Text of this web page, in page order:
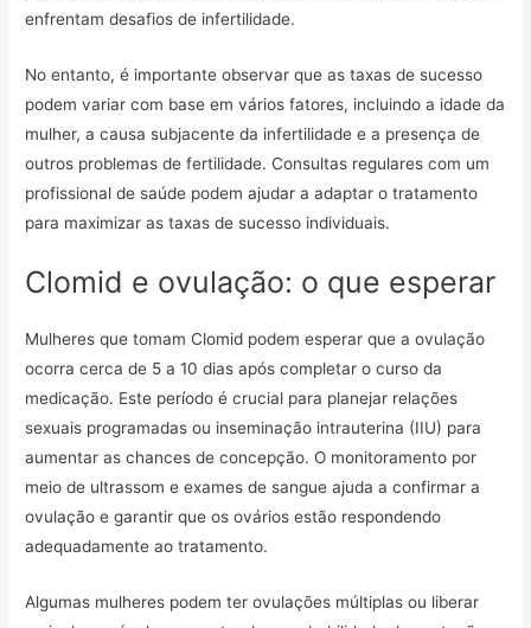
enfrentam desafios de infertilidade.
No entanto, é importante observar que as taxas de sucesso
podem variar com base em vários fatores, incluindo a idade da
mulher, a causa subjacente da infertilidade e a presença de
outros problemas de fertilidade. Consultas regulares com um
profissional de saúde podem ajudar a adaptar o tratamento
para maximizar as taxas de sucesso individuais.
Clomid e ovulação: o que esperar
Mulheres que tomam Clomid podem esperar que a ovulação
ocorra cerca de 5 a 10 dias após completar o curso da
medicação. Este período é crucial para planejar relações
sexuais programadas ou inseminação intrauterina (IIU) para
aumentar as chances de concepção. O monitoramento por
meio de ultrassom e exames de sangue ajuda a confirmar a
ovulação e garantir que os ovários estão respondendo
adequadamente ao tratamento.
Algumas mulheres podem ter ovulações múltiplas ou liberar